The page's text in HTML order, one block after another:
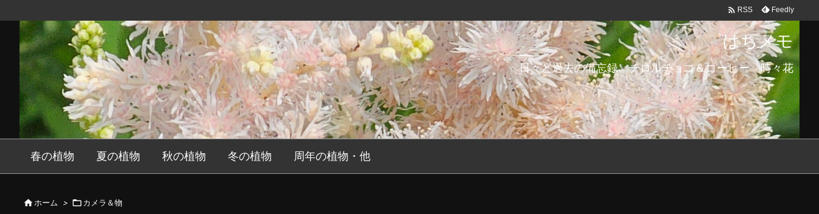
はちメモ
日々と過去の備忘録 チロルチョコ＆コーヒー 時々花
春の植物 夏の植物 秋の植物 冬の植物 周年の植物・他
 RSS Feedly
 ホーム > カメラ＆物